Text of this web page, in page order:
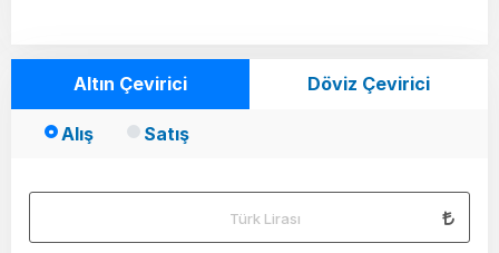
Altın Çevirici Döviz Çevirici
Alış Satış
Türk Lirası